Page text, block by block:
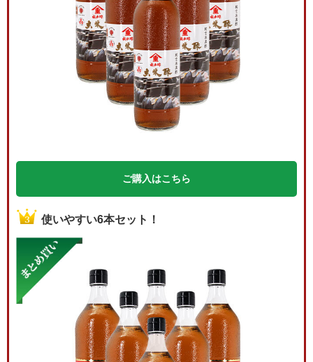
ご購入はこちら
使いやすい6本セット！